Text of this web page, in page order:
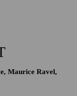
Maurice Ravel,